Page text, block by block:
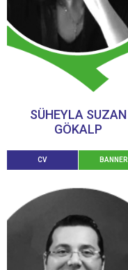
SÜHEYLA SUZAN
GÖKALP
CV BANNER